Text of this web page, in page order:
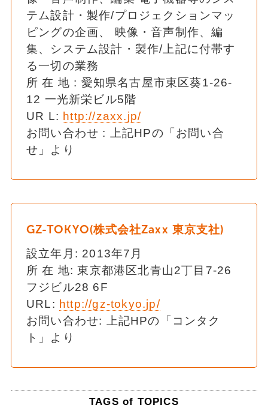
テム設計・製作/プロジェクションマッ
ピングの企画、 映像・音声制作、編
集、システム設計・製作/上記に付帯す
る一切の業務
所 在 地 : 愛知県名古屋市東区葵1-26-
12 一光新栄ビル5階
UR L: http://zaxx.jp/
お問い合わせ : 上記HPの「お問い合
せ」より
GZ-TOKYO(株式会社Zaxx 東京支社)
設立年月: 2013年7月
所 在 地: 東京都港区北青山2丁目7-26
フジビル28 6F
URL: http://gz-tokyo.jp/
お問い合わせ: 上記HPの「コンタク
ト」より
TAGS of TOPICS